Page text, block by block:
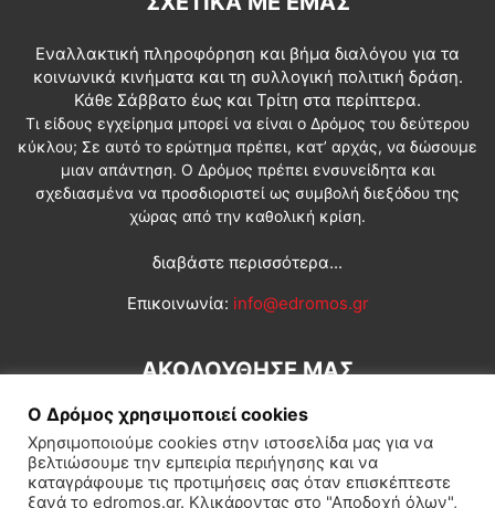
Εναλλακτική πληροφόρηση και βήμα διαλόγου για τα
κοινωνικά κινήματα και τη συλλογική πολιτική δράση.
Κάθε Σάββατο έως και Τρίτη στα περίπτερα.
Τι είδους εγχείρημα μπορεί να είναι ο Δρόμος του δεύτερου
κύκλου; Σε αυτό το ερώτημα πρέπει, κατ’ αρχάς, να δώσουμε
μιαν απάντηση. Ο Δρόμος πρέπει ενσυνείδητα και
σχεδιασμένα να προσδιοριστεί ως συμβολή διεξόδου της
χώρας από την καθολική κρίση.
διαβάστε περισσότερα...
Επικοινωνία: info@edromos.gr
ΑΚΟΛΟΥΘΗΣΕ ΜΑΣ
Ο Δρόμος χρησιμοποιεί cookies
Χρησιμοποιούμε cookies στην ιστοσελίδα μας για να
βελτιώσουμε την εμπειρία περιήγησης και να
καταγράφουμε τις προτιμήσεις σας όταν επισκέπτεστε
ξανά το edromos.gr. Κλικάροντας στο "Αποδοχή όλων",